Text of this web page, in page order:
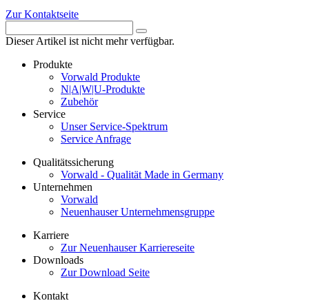
Zur Kontaktseite
Dieser Artikel ist nicht mehr verfügbar.
Produkte
Vorwald Produkte
N|A|W|U-Produkte
Zubehör
Service
Unser Service-Spektrum
Service Anfrage
Qualitätssicherung
Vorwald - Qualität Made in Germany
Unternehmen
Vorwald
Neuenhauser Unternehmensgruppe
Karriere
Zur Neuenhauser Karriereseite
Downloads
Zur Download Seite
Kontakt